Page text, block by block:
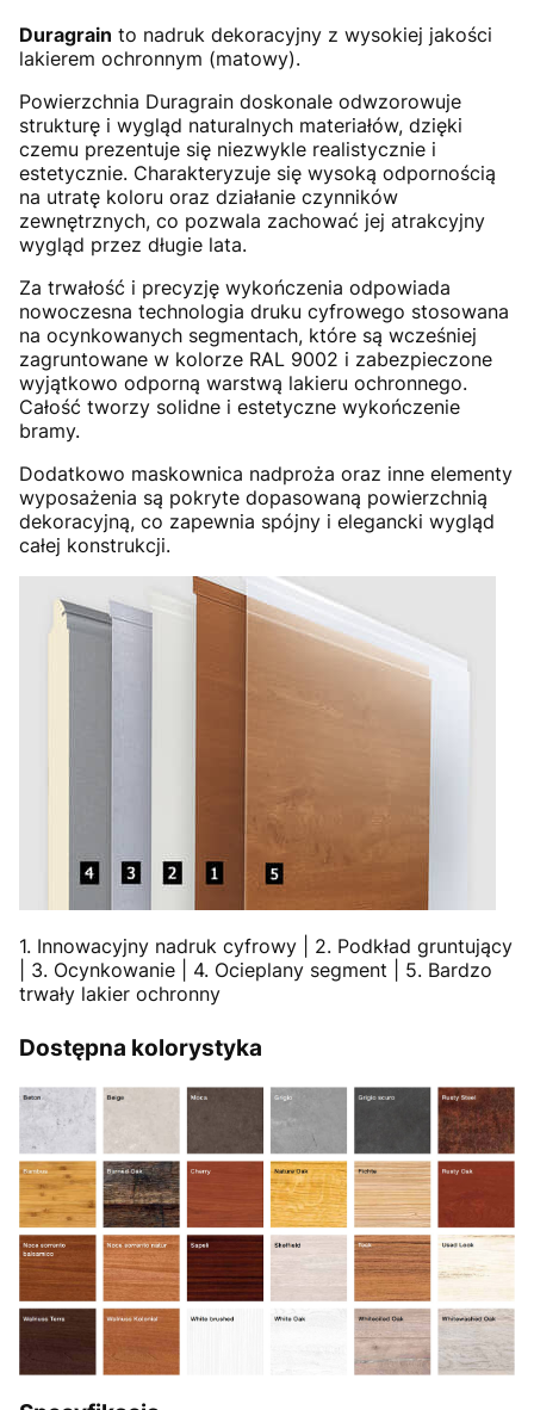
Duragrain to nadruk dekoracyjny z wysokiej jakości
lakierem ochronnym (matowy).
Powierzchnia Duragrain doskonale odwzorowuje
strukturę i wygląd naturalnych materiałów, dzięki
czemu prezentuje się niezwykle realistycznie i
estetycznie. Charakteryzuje się wysoką odpornością
na utratę koloru oraz działanie czynników
zewnętrznych, co pozwala zachować jej atrakcyjny
wygląd przez długie lata.
Za trwałość i precyzję wykończenia odpowiada
nowoczesna technologia druku cyfrowego stosowana
na ocynkowanych segmentach, które są wcześniej
zagruntowane w kolorze RAL 9002 i zabezpieczone
wyjątkowo odporną warstwą lakieru ochronnego.
Całość tworzy solidne i estetyczne wykończenie
bramy.
Dodatkowo maskownica nadproża oraz inne elementy
wyposażenia są pokryte dopasowaną powierzchnią
dekoracyjną, co zapewnia spójny i elegancki wygląd
całej konstrukcji.
1. Innowacyjny nadruk cyfrowy | 2. Podkład gruntujący
| 3. Ocynkowanie | 4. Ocieplany segment | 5. Bardzo
trwały lakier ochronny
Dostępna kolorystyka